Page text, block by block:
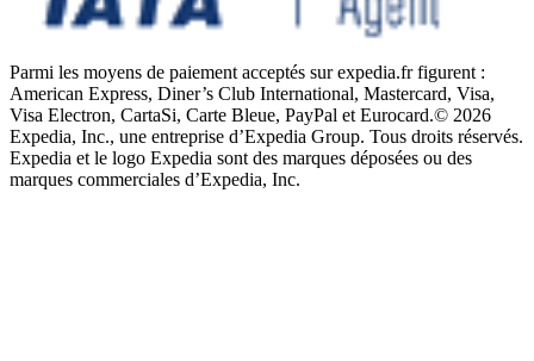
Parmi les moyens de paiement acceptés sur expedia.fr figurent :
American Express, Diner’s Club International, Mastercard, Visa,
Visa Electron, CartaSi, Carte Bleue, PayPal et Eurocard.© 2026
Expedia, Inc., une entreprise d’Expedia Group. Tous droits réservés.
Expedia et le logo Expedia sont des marques déposées ou des
marques commerciales d’Expedia, Inc.